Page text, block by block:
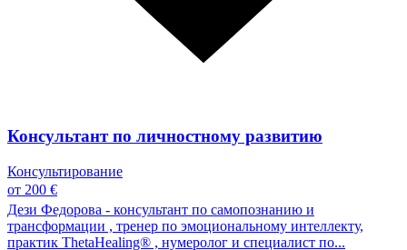
Консультант по личностному развитию
Консультирование
от 200 €
Дези Федорова - консультант по самопознанию и
трансформации , тренер по эмоциональному интеллекту,
практик ThetaHealing® , нумеролог и специалист по...